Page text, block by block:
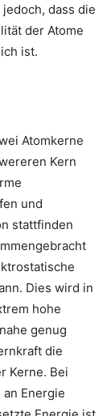
dass die
der Atome
ist.
Atomkerne
Kern
und
stattfinden
Dies wird in
hohe
genug
die
Kerne. Bei
Energie